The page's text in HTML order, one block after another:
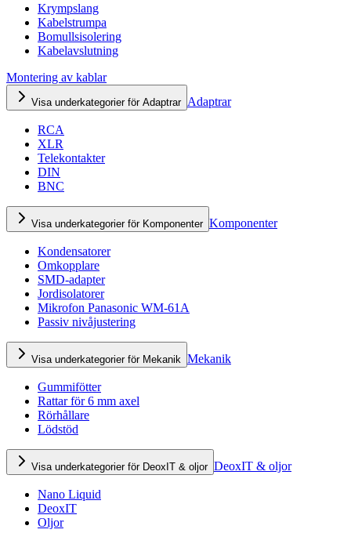
Krympslang
Kabelstrumpa
Bomullsisolering
Kabelavslutning
Montering av kablar
Visa underkategorier för Adaptrar Adaptrar
RCA
XLR
Telekontakter
DIN
BNC
Visa underkategorier för Komponenter Komponenter
Kondensatorer
Omkopplare
SMD-adapter
Jordisolatorer
Mikrofon Panasonic WM-61A
Passiv nivåjustering
Visa underkategorier för Mekanik Mekanik
Gummifötter
Rattar för 6 mm axel
Rörhållare
Lödstöd
Visa underkategorier för DeoxIT & oljor DeoxIT & oljor
Nano Liquid
DeoxIT
Oljor